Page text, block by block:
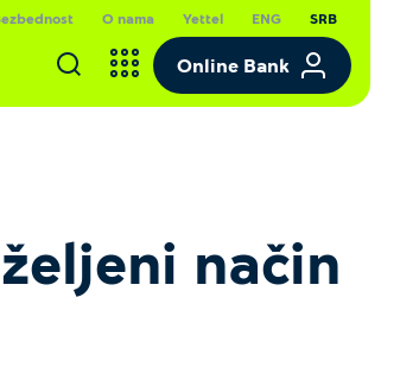
O nama Yettel ENG SRB
Online Bank
način